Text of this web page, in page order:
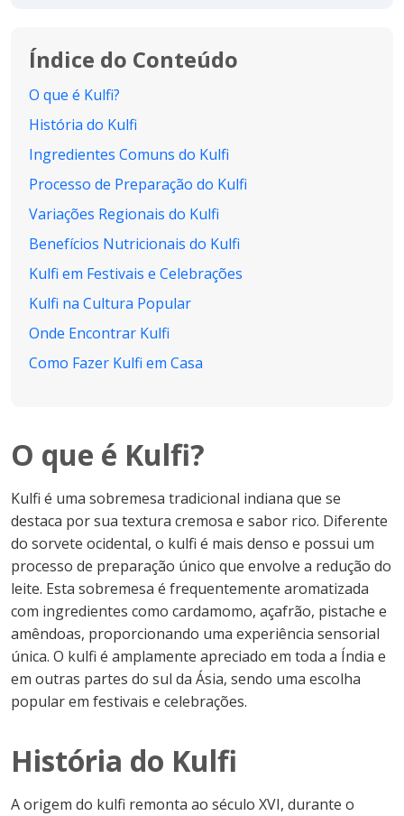
Índice do Conteúdo
O que é Kulfi?
História do Kulfi
Ingredientes Comuns do Kulfi
Processo de Preparação do Kulfi
Variações Regionais do Kulfi
Benefícios Nutricionais do Kulfi
Kulfi em Festivais e Celebrações
Kulfi na Cultura Popular
Onde Encontrar Kulfi
Como Fazer Kulfi em Casa
O que é Kulfi?
Kulfi é uma sobremesa tradicional indiana que se
destaca por sua textura cremosa e sabor rico. Diferente
do sorvete ocidental, o kulfi é mais denso e possui um
processo de preparação único que envolve a redução do
leite. Esta sobremesa é frequentemente aromatizada
com ingredientes como cardamomo, açafrão, pistache e
amêndoas, proporcionando uma experiência sensorial
única. O kulfi é amplamente apreciado em toda a Índia e
em outras partes do sul da Ásia, sendo uma escolha
popular em festivais e celebrações.
História do Kulfi
A origem do kulfi remonta ao século XVI, durante o